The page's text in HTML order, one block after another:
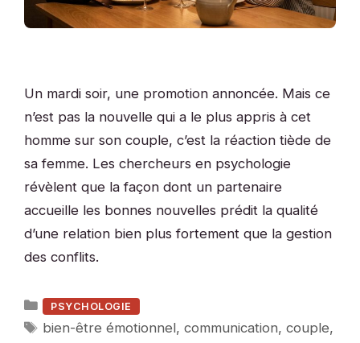
Un mardi soir, une promotion annoncée. Mais ce
n’est pas la nouvelle qui a le plus appris à cet
homme sur son couple, c’est la réaction tiède de
sa femme. Les chercheurs en psychologie
révèlent que la façon dont un partenaire
accueille les bonnes nouvelles prédit la qualité
d’une relation bien plus fortement que la gestion
des conflits.
Catégories
PSYCHOLOGIE
Étiquettes
bien-être émotionnel,communication,couple,